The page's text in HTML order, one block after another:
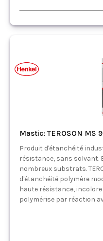
Mastic: TEROSON MS
Produit d'étanchéité
résistance, sans solvant.
nombreux substrats.
d'étanchéité polymère
haute résistance,
polymérise par réaction